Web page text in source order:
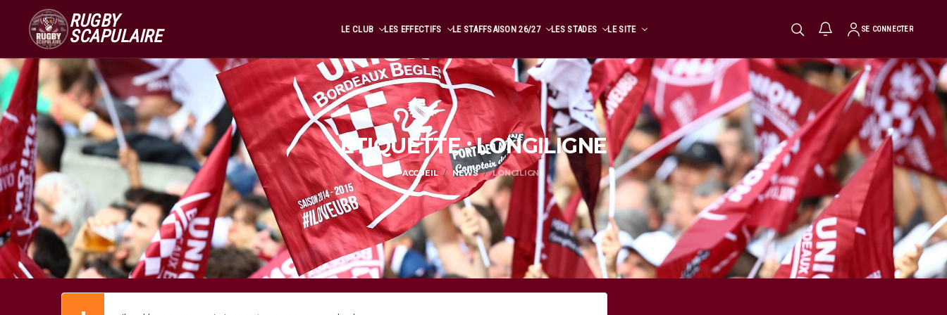
RUGBY
SCAPULAIRE LE CLUB LES EFFECTIFS LE STAFFSAISON 26/27 LES STADES LE SITE SE CONNECTER
ÉTIQUETTE : LONGILIGNE
ACCUEIL NEWS LONGILIGNE